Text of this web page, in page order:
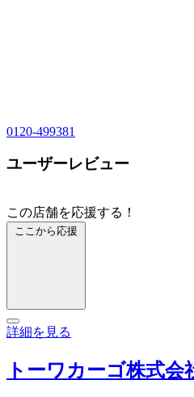
0120-499381
ユーザーレビュー
この店舗を応援する！
ここから応援
詳細を見る
トーワカーゴ株式会